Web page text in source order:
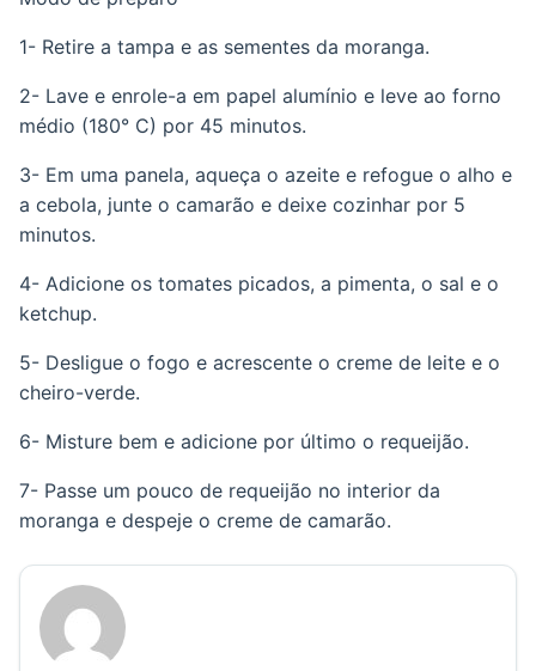
1- Retire a tampa e as sementes da moranga.
2- Lave e enrole-a em papel alumínio e leve ao forno
médio (180° C) por 45 minutos.
3- Em uma panela, aqueça o azeite e refogue o alho e
a cebola, junte o camarão e deixe cozinhar por 5
minutos.
4- Adicione os tomates picados, a pimenta, o sal e o
ketchup.
5- Desligue o fogo e acrescente o creme de leite e o
cheiro-verde.
6- Misture bem e adicione por último o requeijão.
7- Passe um pouco de requeijão no interior da
moranga e despeje o creme de camarão.